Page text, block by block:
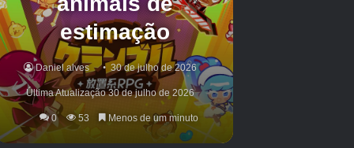
Hattereno Brilhante
Se você conseguirá encontrar Hatenna na
natureza depende da temporada – a